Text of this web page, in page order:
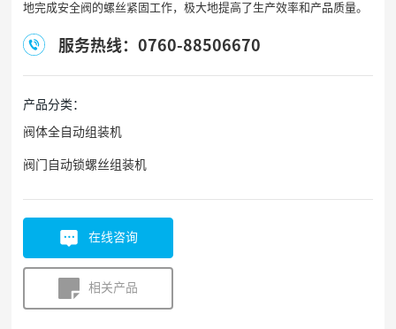
地完成安全阀的螺丝紧固工作，极大地提高了生产效率和产品质量。
服务热线：0760-88506670
产品分类：
阀体全自动组装机
阀门自动锁螺丝组装机
在线咨询
相关产品